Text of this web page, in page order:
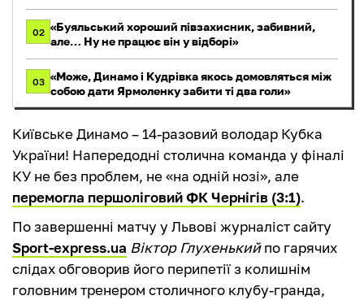
02 «Буяльський хороший півзахисник, забивний,
але… Ну не працює він у відборі»
03 «Може, Динамо і Кудрівка якось домовляться між
собою дати Ярмоленку забити ті два голи»
Київське Динамо – 14-разовий володар Кубка
України! Напередодні столична команда у фіналі
КУ не без проблем, не «на одній нозі», але
перемогла першоліговий ФК Чернігів (3:1).
По завершенні матчу у Львові журналіст сайту
Sport-express.ua Віктор Глухенькийпо гарячих
слідах обговорив його перипетії з колишнім
головним тренером столичного клубу-гранда,